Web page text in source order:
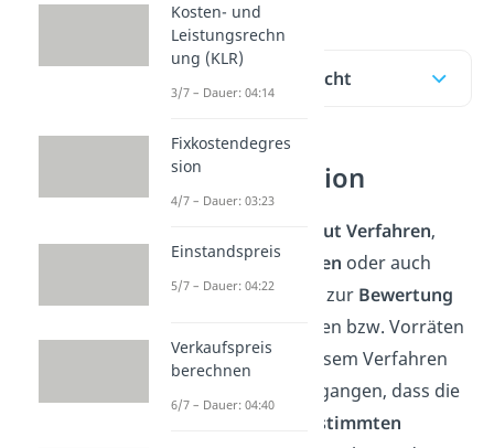
Inhaltsübersicht
FIFO Definition
First in first out Verfahren,
kurzFIFO Verfahren oder auch
FIFO Prinzip , wird zur Bewertung
von Lagerbeständen bzw. Vorräten
verwendet. Bei diesem Verfahren
wird davon ausgegangen, dass die
bestimmten
Kosten- und
Leistungsrechn
ung (KLR)
3/7 – Dauer: 04:14
Fixkostendegres
sion
4/7 – Dauer: 03:23
Einstandspreis
5/7 – Dauer: 04:22
Verkaufspreis
berechnen
6/7 – Dauer: 04:40